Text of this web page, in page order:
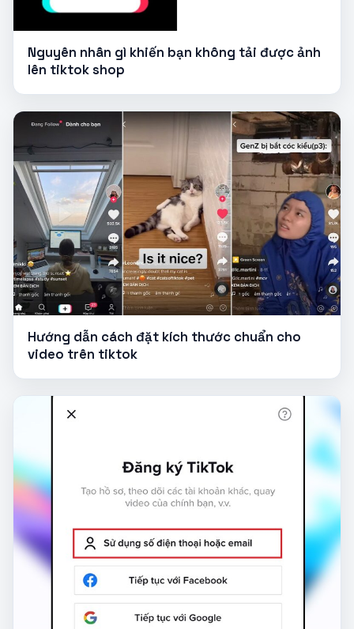
Nguyên nhân gì khiến bạn không tải được ảnh
lên tiktok shop
Hướng dẫn cách đặt kích thước chuẩn cho
video trên tiktok